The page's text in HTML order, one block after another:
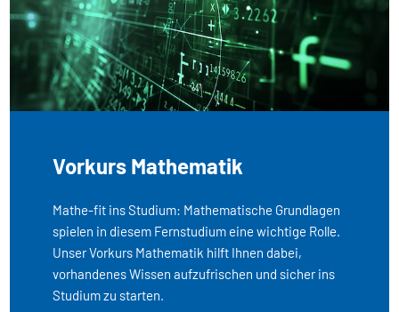
Vorkurs Mathematik
Mathe-fit ins Studium: Mathematische Grundlagen
spielen in diesem Fernstudium eine wichtige Rolle.
Unser Vorkurs Mathematik hilft Ihnen dabei,
vorhandenes Wissen aufzufrischen und sicher ins
Studium zu starten.